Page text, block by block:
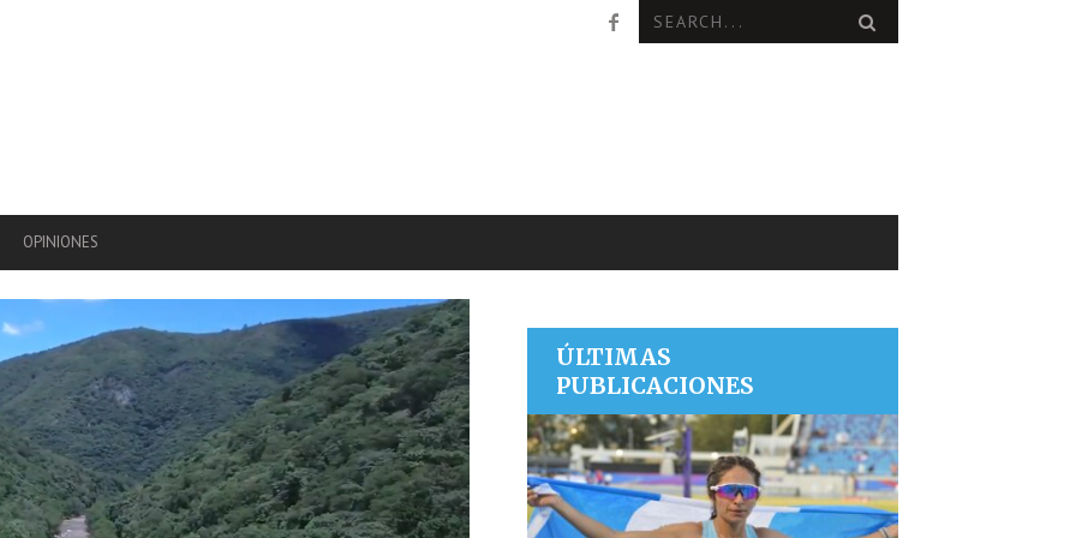
OPINIONES
ÚLTIMAS
PUBLICACIONES